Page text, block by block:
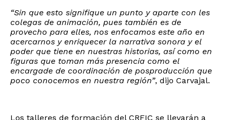
“Sin que esto signifique un punto y aparte con les
colegas de animación, pues también es de
provecho para elles, nos enfocamos este año en
acercarnos y enriquecer la narrativa sonora y el
poder que tiene en nuestras historias, así como en
figuras que toman más presencia como el
encargade de coordinación de posproducción que
poco conocemos en nuestra región”, dijo Carvajal.
Los talleres de formación del CRFIC se llevarán a